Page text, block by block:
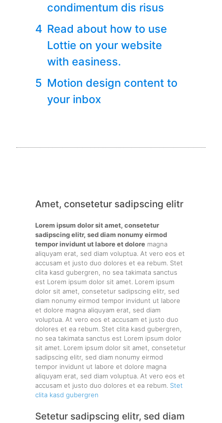
condimentum dis risus
Read about how to use
Lottie on your website
with easiness.
Motion design content to
your inbox
Amet, consetetur sadipscing elitr
Lorem ipsum dolor sit amet, consetetur
sadipscing elitr, sed diam nonumy eirmod
tempor invidunt ut labore et dolore magna
aliquyam erat, sed diam voluptua. At vero eos et
accusam et justo duo dolores et ea rebum. Stet
clita kasd gubergren, no sea takimata sanctus
est Lorem ipsum dolor sit amet. Lorem ipsum
dolor sit amet, consetetur sadipscing elitr, sed
diam nonumy eirmod tempor invidunt ut labore
et dolore magna aliquyam erat, sed diam
voluptua. At vero eos et accusam et justo duo
dolores et ea rebum. Stet clita kasd gubergren,
no sea takimata sanctus est Lorem ipsum dolor
sit amet. Lorem ipsum dolor sit amet, consetetur
sadipscing elitr, sed diam nonumy eirmod
tempor invidunt ut labore et dolore magna
aliquyam erat, sed diam voluptua. At vero eos et
accusam et justo duo dolores et ea rebum. Stet
clita kasd gubergren
Setetur sadipscing elitr, sed diam